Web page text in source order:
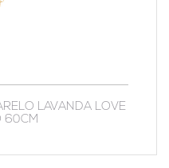
LAVANDA LOVE
60CM